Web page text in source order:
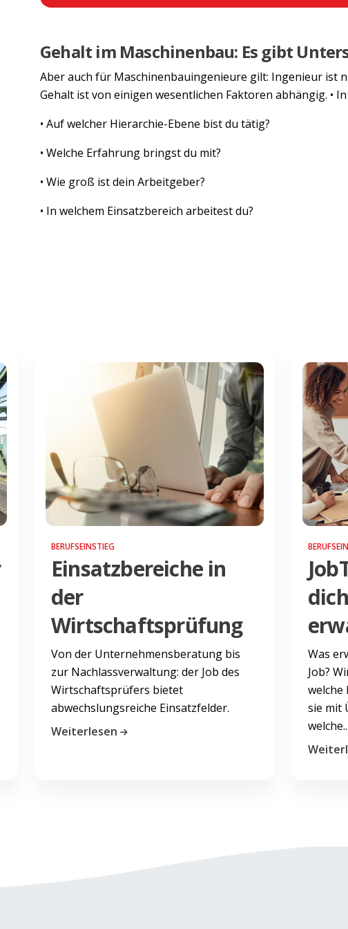
Gehalt im Maschinenbau: Es gibt
Aber auch für Maschinenbauingenieure gilt: Ingenieur ist
Gehalt ist von einigen wesentlichen Faktoren abhängig. •
• Auf welcher Hierarchie-Ebene bist du tätig?
• Welche Erfahrung bringst du mit?
• Wie groß ist dein Arbeitgeber?
• In welchem Einsatzbereich arbeitest du?
BERUFSEINSTIEG
Einsatzbereiche in
der
Wirtschaftsprüfung
Von der Unternehmensberatung bis
zur Nachlassverwaltung: der Job des
Wirtschaftsprüfers bietet
abwechslungsreiche Einsatzfelder.
Weiterlesen
Was
Job?
welche
sie mit
welche...